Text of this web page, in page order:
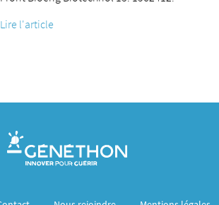
Lire l'article